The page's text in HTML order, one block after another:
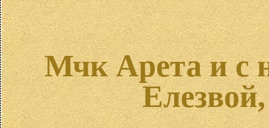
Мчк Арета и с